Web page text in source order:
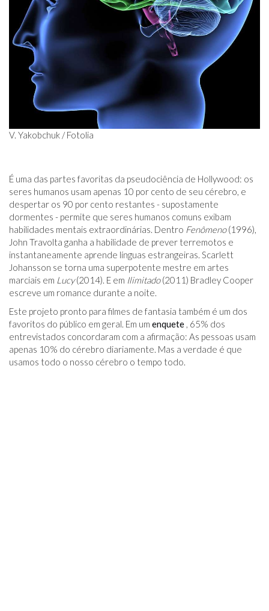
V. Yakobchuk / Fotolia
É uma das partes favoritas da pseudociência de Hollywood: os
seres humanos usam apenas 10 por cento de seu cérebro, e
despertar os 90 por cento restantes - supostamente
dormentes - permite que seres humanos comuns exibam
habilidades mentais extraordinárias. Dentro Fenômeno(1996),
John Travolta ganha a habilidade de prever terremotos e
instantaneamente aprende línguas estrangeiras. Scarlett
Johansson se torna uma superpotente mestre em artes
marciais em Lucy(2014). E em Ilimitado(2011) Bradley Cooper
escreve um romance durante a noite.
Este projeto pronto para filmes de fantasia também é um dos
favoritos do público em geral. Em um enquete , 65% dos
entrevistados concordaram com a afirmação: As pessoas usam
apenas 10% do cérebro diariamente. Mas a verdade é que
usamos todo o nosso cérebro o tempo todo.